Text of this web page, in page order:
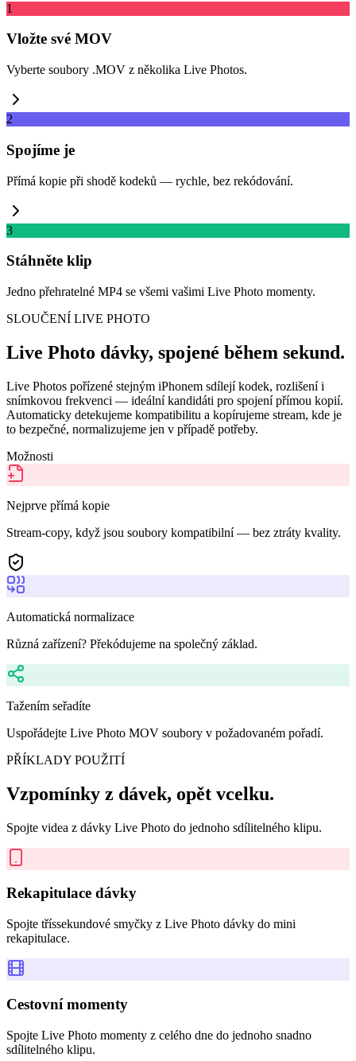
1
Vložte své MOV
Vyberte soubory .MOV z několika Live Photos.
2
Spojíme je
Přímá kopie při shodě kodeků — rychle, bez rekódování.
3
Stáhněte klip
Jedno přehratelné MP4 se všemi vašimi Live Photo momenty.
SLOUČENÍ LIVE PHOTO
Live Photo dávky, spojené během sekund.
Live Photos pořízené stejným iPhonem sdílejí kodek, rozlišení i
snímkovou frekvenci — ideální kandidáti pro spojení přímou kopií.
Automaticky detekujeme kompatibilitu a kopírujeme stream, kde je
to bezpečné, normalizujeme jen v případě potřeby.
Možnosti
Nejprve přímá kopie
Stream-copy, když jsou soubory kompatibilní — bez ztráty kvality.
Automatická normalizace
Různá zařízení? Překódujeme na společný základ.
Tažením seřadíte
Uspořádejte Live Photo MOV soubory v požadovaném pořadí.
PŘÍKLADY POUŽITÍ
Vzpomínky z dávek, opět vcelku.
Spojte videa z dávky Live Photo do jednoho sdílitelného klipu.
Rekapitulace dávky
Spojte tříssekundové smyčky z Live Photo dávky do mini
rekapitulace.
Cestovní momenty
Spojte Live Photo momenty z celého dne do jednoho snadno
sdílitelného klipu.